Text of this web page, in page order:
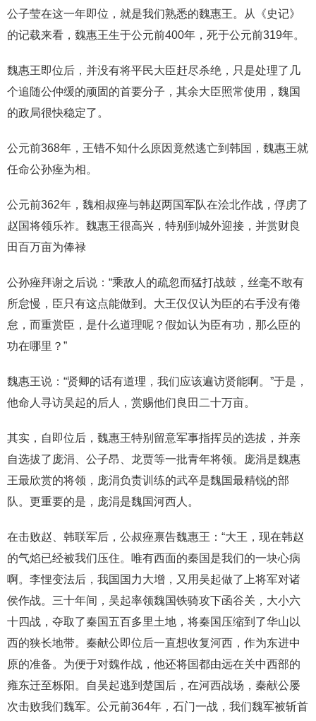
公子莹在这一年即位，就是我们熟悉的魏惠王。从《史记》
的记载来看，魏惠王生于公元前400年，死于公元前319年。
魏惠王即位后，并没有将平民大臣赶尽杀绝，只是处理了几
个追随公仲缓的顽固的首要分子，其余大臣照常使用，魏国
的政局很快稳定了。
公元前368年，王错不知什么原因竟然逃亡到韩国，魏惠王就
任命公孙痤为相。
公元前362年，魏相叔痤与韩赵两国军队在浍北作战，俘虏了
赵国将领乐祚。魏惠王很高兴，特别到城外迎接，并赏财良
田百万亩为俸禄
公孙痤拜谢之后说：“乘敌人的疏忽而猛打战鼓，丝毫不敢有
所怠慢，臣只有这点能做到。大王仅仅认为臣的右手没有倦
怠，而重赏臣，是什么道理呢？假如认为臣有功，那么臣的
功在哪里？”
魏惠王说：“贤卿的话有道理，我们应该遍访贤能啊。”于是，
他命人寻访吴起的后人，赏赐他们良田二十万亩。
其实，自即位后，魏惠王特别留意军事指挥员的选拔，并亲
自选拔了庞涓、公子昂、龙贾等一批青年将领。庞涓是魏惠
王最欣赏的将领，庞涓负责训练的武卒是魏国最精锐的部
队。更重要的是，庞涓是魏国河西人。
在击败赵、韩联军后，公叔痤禀告魏惠王：“大王，现在韩赵
的气焰已经被我们压住。唯有西面的秦国是我们的一块心病
啊。李悝变法后，我国国力大增，又用吴起做了上将军对诸
侯作战。三十年间，吴起率领魏国铁骑攻下函谷关，大小六
十四战，夺取了秦国五百多里土地，将秦国压缩到了华山以
西的狭长地带。秦献公即位后一直想收复河西，作为东进中
原的准备。为便于对魏作战，他还将国都由远在关中西部的
雍东迁至栎阳。自吴起逃到楚国后，在河西战场，秦献公屡
次击败我们魏军。公元前364年，石门一战，我们魏军被斩首